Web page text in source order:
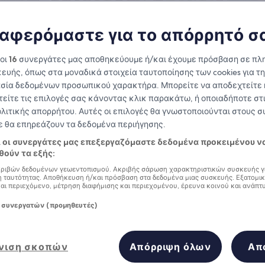
you need to know before you
για το απόρρητό
16 συνεργάτες μας αποθηκεύουμε ή/και έχουμε πρόσβαση σε
όπως στα μοναδικά στοιχεία ταυτοποίησης των cookies για
δεδομένων προσωπικού χαρακτήρα. Μπορείτε να αποδεχτείτε
τις επιλογές σας κάνοντας κλικ παρακάτω, ή οποιαδήποτε
απορρήτου. Αυτές οι επιλογές θα γνωστοποιούνται στους
θα επηρεάζουν τα δεδομένα περιήγησης.
οι συνεργάτες μας επεξεργαζόμαστε δεδομένα προκειμένου
τα εξής:
δεδομένων γεωεντοπισμού. Ακριβής σάρωση χαρακτηριστικών συσκευής
ταυτότητας. Αποθήκευση ή/και πρόσβαση στα δεδομένα μιας συσκευής.
περιεχόμενο, μέτρηση διαφήμισης και περιεχομένου, έρευνα κοινού και
(προμηθευτές)
σκοπών Απόρριψη όλων